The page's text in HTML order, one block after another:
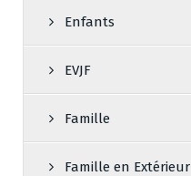
Enfants
EVJF
Famille
Famille en Extérieur